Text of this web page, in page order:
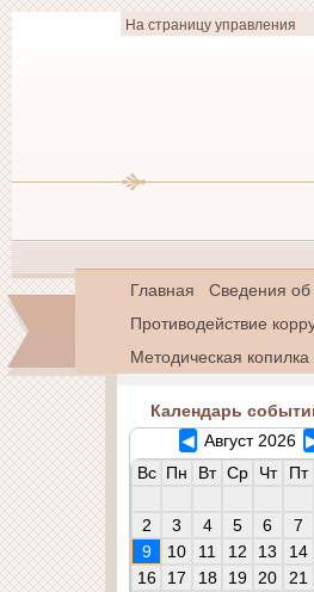
На страницу управления
Главная
Сведения об
Противодействие
Методическая копилка
Календарь
◀ Август 2026
Вс Пн Вт Ср Чт Пт
2
3 4 5 6 7
9
10 11 12 13 14
16
17 18 19 20 21